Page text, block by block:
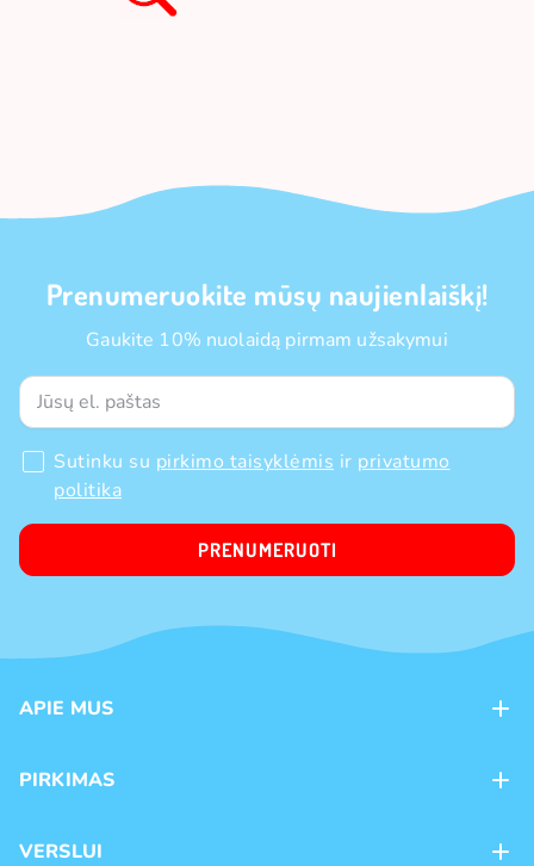
Prenumeruokite mūsų naujienlaiškį!
Gaukite 10% nuolaidą pirmam užsakymui
Sutinku su pirkimo taisyklėmis ir privatumo
politika
PRENUMERUOTI
APIE MUS
Kontaktai
PIRKIMAS
VERSLUI